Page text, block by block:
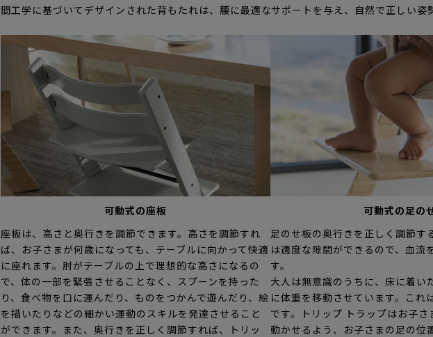
間工学に基づいてデザインされた背もたれは、腰に最適なサポートを与え、自然で正しい姿
可動式の座板
座板は、高さと奥行きを調節できます。高さを調節すれ
ば、お子さまが何歳になっても、テーブルに向かって快適
に座れます。肘がテーブルの上で理想的な高さになるの
で、体の一部を緊張させることなく、スプーンを持った
り、食べ物を口に運んだり、ものをつかんで遊んだり、絵
を描いたりなどの細かい運動のスキルを発達させること
ができます。また、奥行きを正しく調節すれば、トリッ
可動式の足の
足のせ板の奥行きを正しく調節す
は適度な隙間ができるので、血流
す。
大人は無意識のうちに、床に着い
に体重を移動させています。これ
です。トリップ トラップはお子さ
動かせるよう、お子さまの足の位